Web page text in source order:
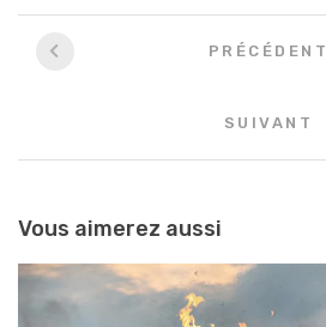
Navigation
entre
articles
PRÉCÉDENT
SUIVANT
Vous aimerez aussi